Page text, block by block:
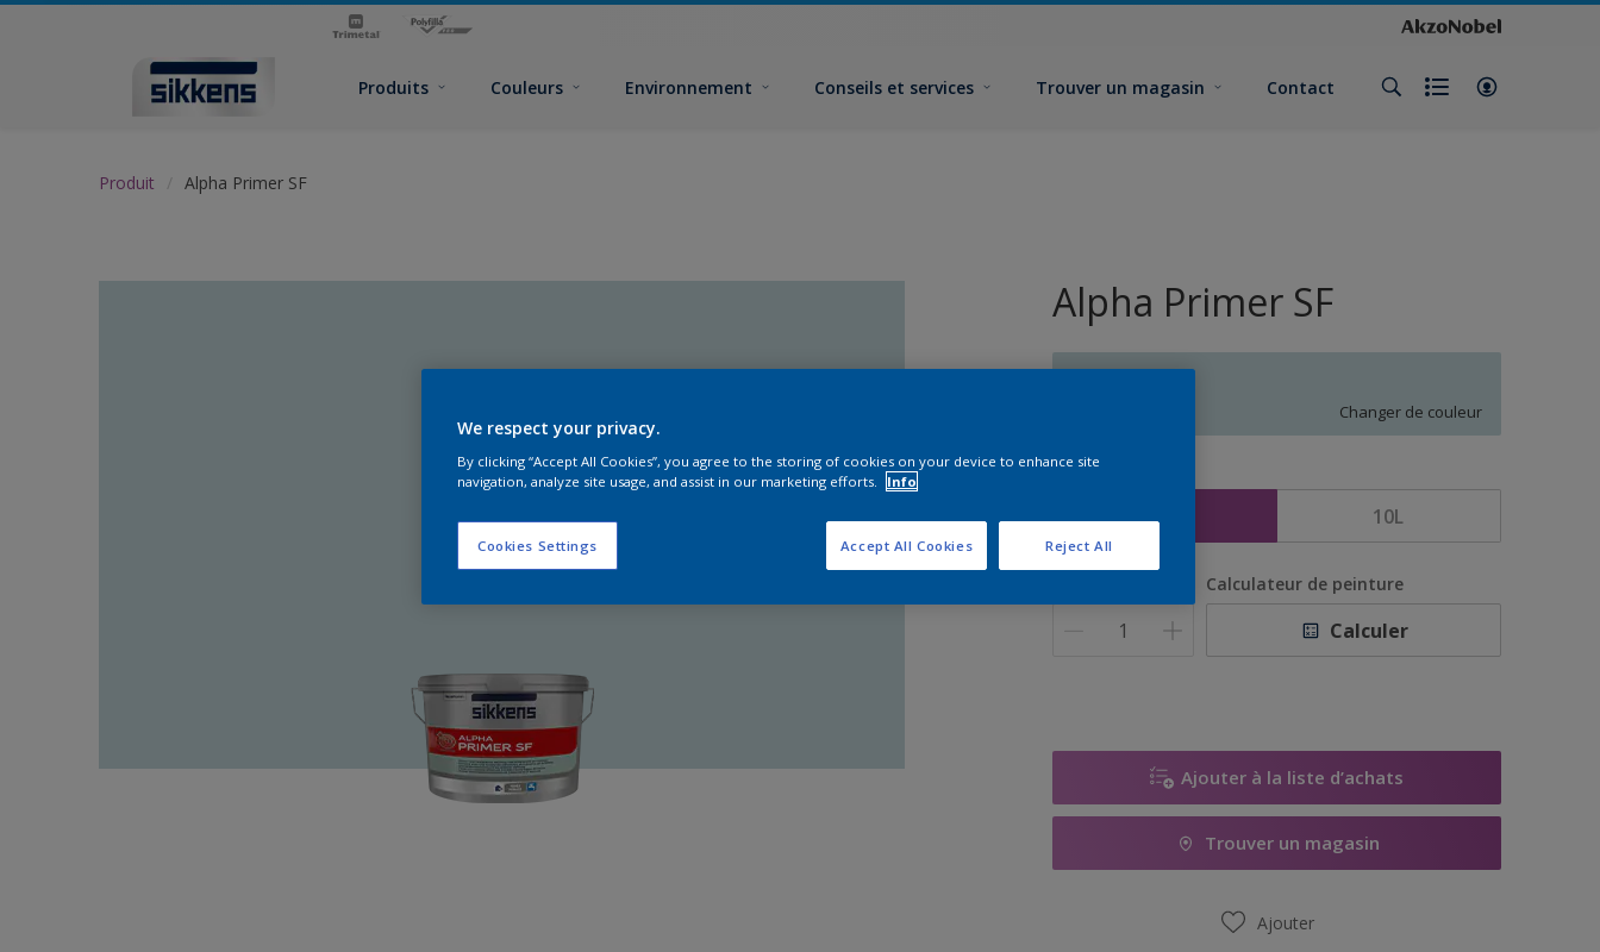
Produits Couleurs Environnement Conseils et services Trouver un magasin Contact
Produit Alpha Primer SF
Alpha Primer SF
Changer de couleur
5L 10L
Calculateur de peinture
Calculer
Ajouter à la liste d’achats
Trouver un magasin
Ajouter
We respect your privacy.
By clicking “Accept All Cookies”, you agree to the storing of cookies on your device to enhance site
navigation, analyze site usage, and assist in our marketing efforts.
Info
Cookies Settings Reject All
Accept All Cookies